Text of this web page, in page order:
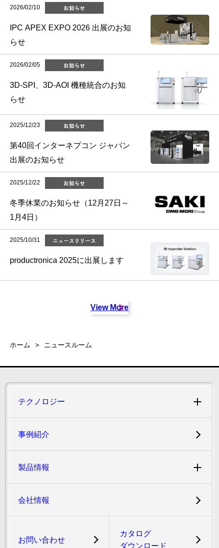
2026/02/10 お知らせ
IPC APEX EXPO 2026 出展のお知
らせ
2026/02/05 お知らせ
3D-SPI、3D-AOI 機種統合のお知
らせ
2025/12/23 お知らせ
第40回インターネプコン ジャパン
出展のお知らせ
2025/12/22 お知らせ
冬季休業のお知らせ（12月27日～
1月4日）
2025/10/31 ニュースリリース
productronica 2025に出展します
View More
ホーム ニュースルーム
テクノロジー
事例紹介
製品情報
会社情報
お問い合わせ
カタログ
ダウンロード